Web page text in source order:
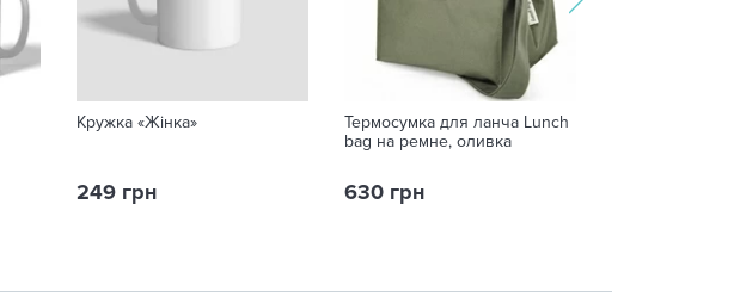
Кружка «Жінка»
249 грн
Термосумка для ланча Lunch
bag на ремне, оливка
630 грн